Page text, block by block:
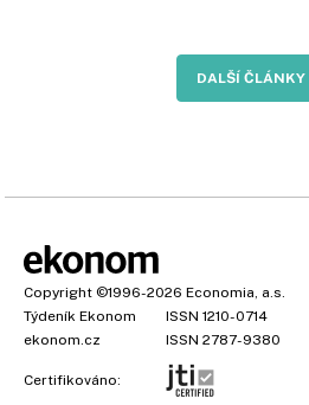
DALŠÍ ČLÁNKY
Copyright ©1996-2026 Economia, a.s.
Týdeník Ekonom
ISSN 1210-0714
ekonom.cz
ISSN 2787-9380
Certifikováno: